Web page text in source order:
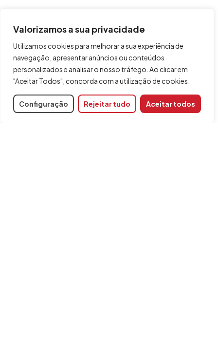
Valorizamos a sua privacidade
Utilizamos cookies para melhorar a sua experiência de
navegação, apresentar anúncios ou conteúdos
personalizados e analisar o nosso tráfego. Ao clicar em
"Aceitar Todos", concorda com a utilização de cookies.
Configuração Rejeitar tudo Aceitar todos
Partilhar
Existem vários módulos sobre os quais pode obter
informação na página “Pormenores construtivos “.